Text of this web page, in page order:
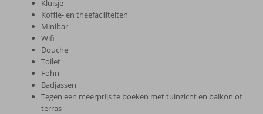
Kluisje
Koffie- en theefaciliteiten
Minibar
Wifi
Douche
Toilet
Föhn
Badjassen
Tegen een meerprijs te boeken met tuinzicht en balkon of
terras